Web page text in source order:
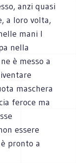
anzi quasi
a loro volta,
mani l
nella
è messo a
maschera
feroce ma
essere
pronto a